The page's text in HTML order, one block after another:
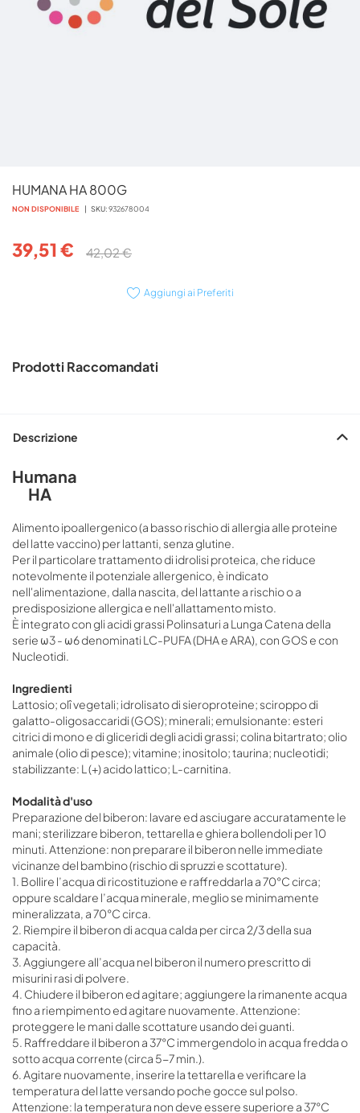
HUMANA HA 800G
NON DISPONIBILE SKU 932678004
39,51 € 42,02 €
Aggiungi ai Preferiti
all'inizio
della
immagini
Prodotti Raccomandati
Descrizione
Humana
HA
Alimento ipoallergenico (a basso rischio di allergia alle proteine
del latte vaccino) per lattanti, senza glutine.
Per il particolare trattamento di idrolisi proteica, che riduce
notevolmente il potenziale allergenico, è indicato
nell'alimentazione, dalla nascita, del lattante a rischio o a
predisposizione allergica e nell'allattamento misto.
È integrato con gli acidi grassi Polinsaturi a Lunga Catena della
serie ω3 - ω6 denominati LC-PUFA (DHA e ARA), con GOS e con
Nucleotidi.
Ingredienti
Lattosio; olî vegetali; idrolisato di sieroproteine; sciroppo di
galatto-oligosaccaridi (GOS); minerali; emulsionante: esteri
citrici di mono e di gliceridi degli acidi grassi; colina bitartrato; olio
animale (olio di pesce); vitamine; inositolo; taurina; nucleotidi;
stabilizzante: L (+) acido lattico; L-carnitina.
Modalità d'uso
Preparazione del biberon: lavare ed asciugare accuratamente le
mani; sterilizzare biberon, tettarella e ghiera bollendoli per 10
minuti. Attenzione: non preparare il biberon nelle immediate
vicinanze del bambino (rischio di spruzzi e scottature).
1. Bollire l’acqua di ricostituzione e raffreddarla a 70°C circa;
oppure scaldare l’acqua minerale, meglio se minimamente
mineralizzata, a 70°C circa.
2. Riempire il biberon di acqua calda per circa 2/3 della sua
capacità.
3. Aggiungere all’acqua nel biberon il numero prescritto di
misurini rasi di polvere.
4. Chiudere il biberon ed agitare; aggiungere la rimanente acqua
fino a riempimento ed agitare nuovamente. Attenzione:
proteggere le mani dalle scottature usando dei guanti.
5. Raffreddare il biberon a 37°C immergendolo in acqua fredda o
sotto acqua corrente (circa 5-7 min.).
6. Agitare nuovamente, inserire la tettarella e verificare la
temperatura del latte versando poche gocce sul polso.
Attenzione: la temperatura non deve essere superiore a 37°C